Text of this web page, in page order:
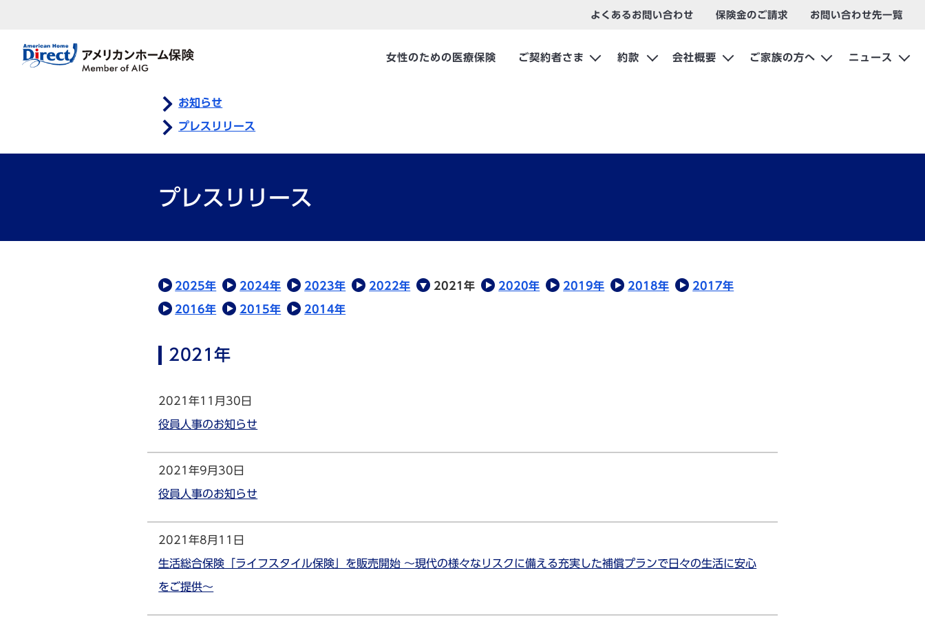
よくあるお問い合わせ 保険金のご請求 お問い合わせ先一覧
女性のための医療保険 ご契約者さま 約款 会社概要 ご家族の方へ ニュース
お知らせ
プレスリリース
プレスリリース
2025年 2024年 2023年 2022年 2021年 2020年 2019年 2018年 2017年
2016年 2015年 2014年
2021年
2021年11月30日
役員人事のお知らせ
2021年9月30日
役員人事のお知らせ
2021年8月11日
生活総合保険「ライフスタイル保険」を販売開始 ～現代の様々なリスクに備える充実した補償プランで日々の生活に安心
をご提供～